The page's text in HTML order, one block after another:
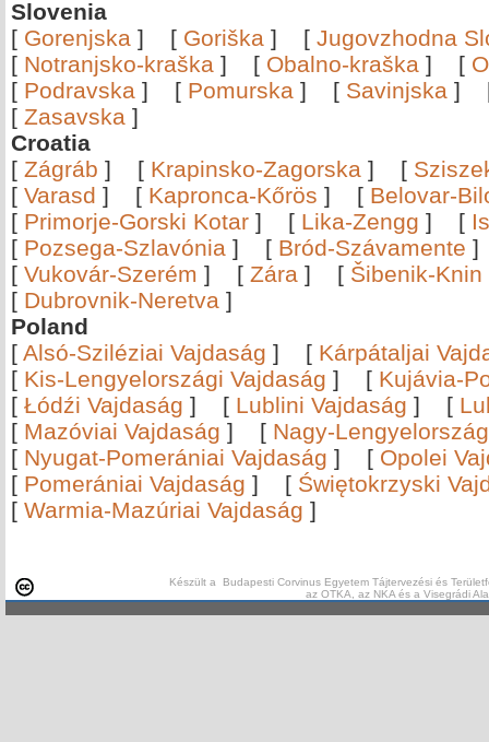
Slovenia
[ Gorenjska ] [ Goriška ] [ Jugovzhodna
[ Notranjsko-kraška ] [ Obalno-kraška ] [
[ Podravska ] [ Pomurska ] [ Savinjska ]
[ Zasavska ]
Croatia
[ Zágráb ] [ Krapinsko-Zagorska ] [
[ Varasd ] [ Kapronca-Kőrös ] [ Belovar-
[ Primorje-Gorski Kotar ] [ Lika-Zengg ] [
[ Pozsega-Szlavónia ] [ Bród-Szávamente
[ Vukovár-Szerém ] [ Zára ] [ Šibenik-Knin
[ Dubrovnik-Neretva ]
Poland
[ Alsó-Sziléziai Vajdaság ] [ Kárpátaljai
[ Kis-Lengyelországi Vajdaság ] [ Kujávia-
[ Łódźi Vajdaság ] [ Lublini Vajdaság ] [
[ Mazóviai Vajdaság ] [ Nagy-
[ Nyugat-Pomerániai Vajdaság ] [ Opolei
[ Pomerániai Vajdaság ] [ Świętokrzyski
[ Warmia-Mazúriai Vajdaság ]
Készült a Budapesti Corvinus Egyetem Tájtervezési és
az OTKA, az NKA és a Visegrádi